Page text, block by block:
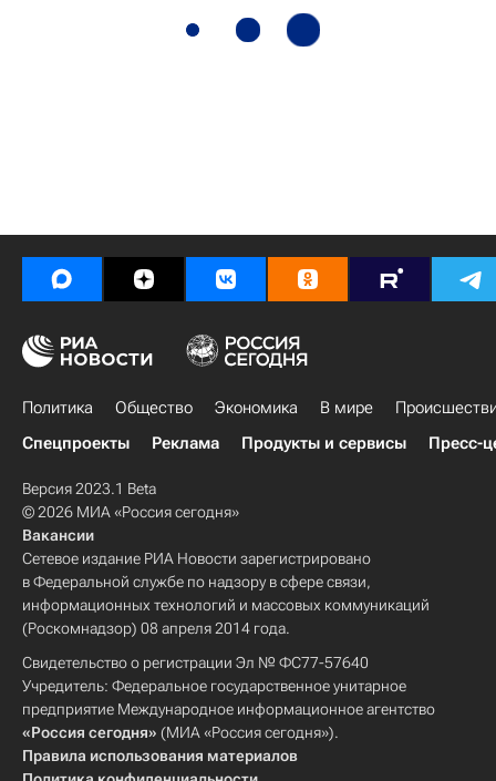
Политика Общество Экономика В мире
Спецпроекты
Реклама Продукты и сервисы Пресс-
Версия 2023.1 Beta
© 2026 МИА «Россия сегодня»
Вакансии
Сетевое издание РИА Новости зарегистрировано
в Федеральной службе по надзору в сфере связи,
информационных технологий и массовых коммуникаций
(Роскомнадзор) 08 апреля 2014 года.
Свидетельство о регистрации Эл № ФС77-57640
Учредитель: Федеральное государственное унитарное
предприятие Международное информационное агентство
«Россия сегодня» (МИА «Россия сегодня»).
Правила использования материалов